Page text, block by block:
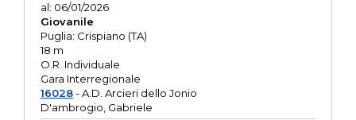
al: 06/01/2026
Giovanile
Puglia: Crispiano (TA)
18 m
O.R. Individuale
Gara Interregionale
16028- A.D. Arcieri dello Jonio
D'ambrogio, Gabriele